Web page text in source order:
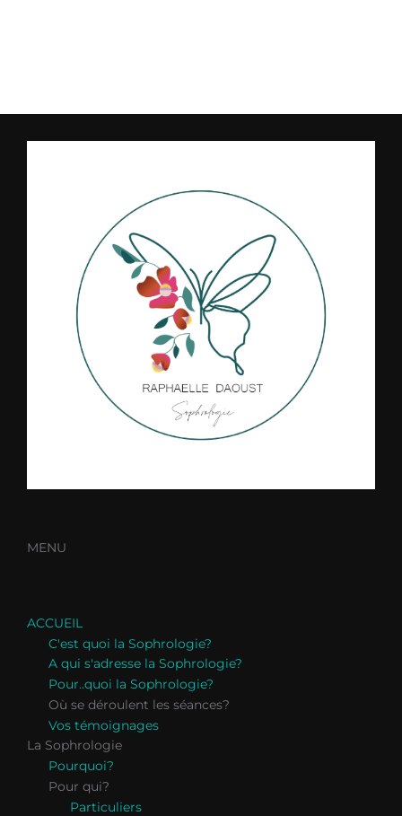
MENU
ACCUEIL
C'est quoi la Sophrologie?
A qui s'adresse la Sophrologie?
Pour..quoi la Sophrologie?
Où se déroulent les séances?
Vos témoignages
La Sophrologie
Pourquoi?
Pour qui?
Particuliers